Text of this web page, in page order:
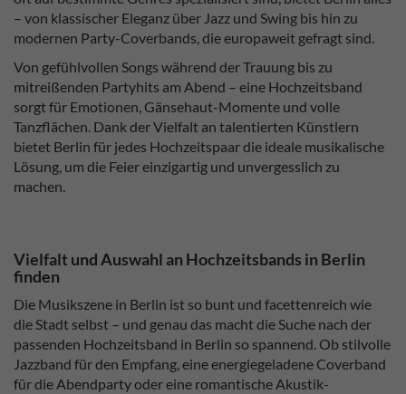
– von klassischer Eleganz über Jazz und Swing bis hin zu
modernen Party-Coverbands, die europaweit gefragt sind.
Von gefühlvollen Songs während der Trauung bis zu
mitreißenden Partyhits am Abend – eine Hochzeitsband
sorgt für Emotionen, Gänsehaut-Momente und volle
Tanzflächen. Dank der Vielfalt an talentierten Künstlern
bietet Berlin für jedes Hochzeitspaar die ideale musikalische
Lösung, um die Feier einzigartig und unvergesslich zu
machen.
Vielfalt und Auswahl an Hochzeitsbands in Berlin
finden
Die Musikszene in Berlin ist so bunt und facettenreich wie
die Stadt selbst – und genau das macht die Suche nach der
passenden Hochzeitsband in Berlin so spannend. Ob stilvolle
Jazzband für den Empfang, eine energiegeladene Coverband
für die Abendparty oder eine romantische Akustik-